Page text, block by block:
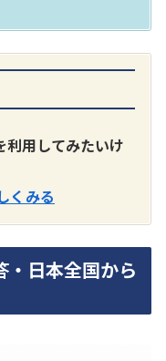
ンプ
ださい
利用してみたいけ
くみる
・日本全国から